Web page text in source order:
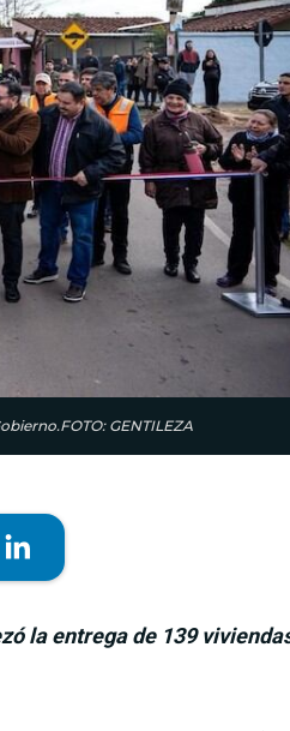
GENTILEZA
la entrega de 139